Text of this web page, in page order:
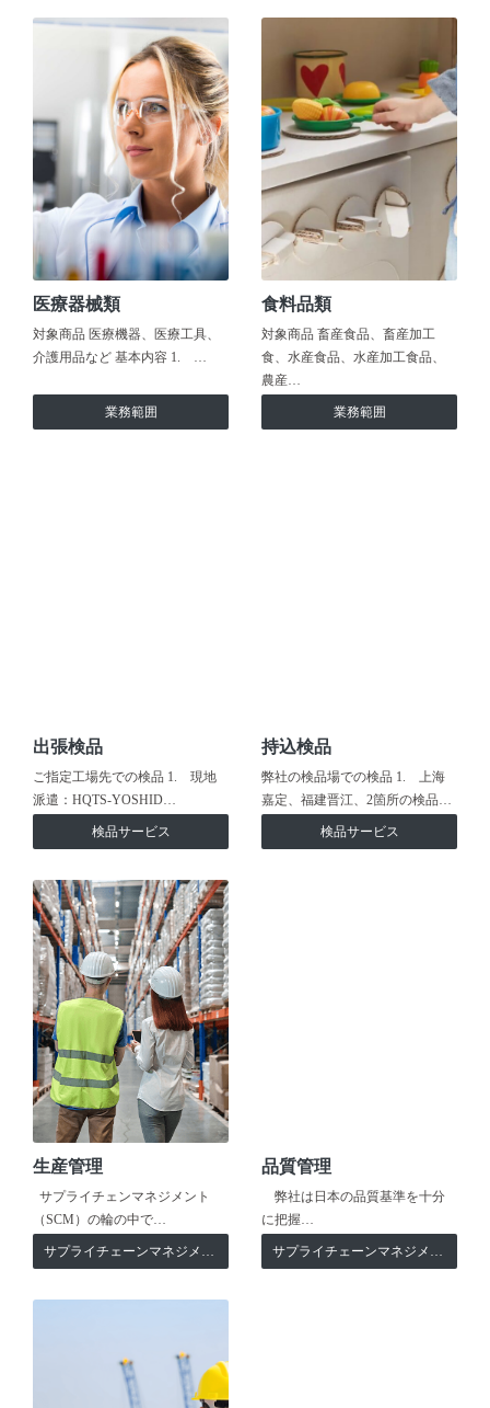
医療器械類
対象商品 医療機器、医療工具、
介護用品など 基本内容 1. …
業務範囲
食料品類
対象商品 畜産食品、畜産加工
食、水産食品、水産加工食品、
農産…
業務範囲
出張検品
ご指定工場先での検品 1. 現地
派遣：HQTS-YOSHID…
検品サービス
持込検品
弊社の検品場での検品 1. 上海
嘉定、福建晋江、2箇所の検品…
検品サービス
生産管理
サプライチェンマネジメント
（SCM）の輪の中で…
サプライチェーンマネジメント
品質管理
弊社は日本の品質基準を十分
に把握…
サプライチェーンマネジメント